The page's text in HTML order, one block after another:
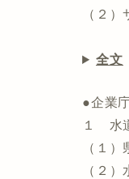
（２
全文
●企業
１ 水
（１
（２